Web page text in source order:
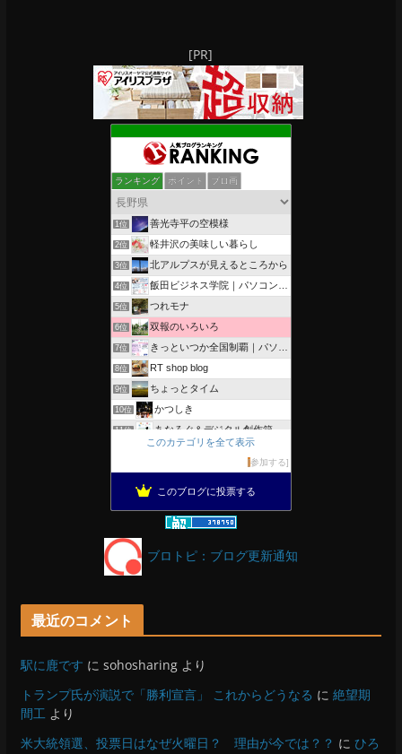
[PR]
ランキング ポイント ブロ画
1位 善光寺平の空模様
2位 軽井沢の美味しい暮らし
3位 北アルプスが見えるところから
4位 飯田ビジネス学院｜パソコン、簿記、公共職業訓練と求職者支援
5位 つれモナ
6位 双報のいろいろ
7位 きっといつか全国制覇｜パソコン教室、簿記教室のスタッフブログ
8位 RT shop blog
9位 ちょっとタイム
10位 かつしき
11位 あなろぐ＆デジタル創作箱
軽井沢まったり生活 柴犬とともに
13位 がんばれ長野
のんびりいこうよ！
15位 OESセｴラ＆レイラ何気ない風景
このカテゴリを全て表示
参加する
このブログに投票する
ブロトピ：ブログ更新通知
最近のコメント
駅に鹿です に sohosharingより
トランプ氏が演説で「勝利宣言」 これからどうなる に 絶望期
間工より
米大統領選、投票日はなぜ火曜日？ 理由が今では？？ に ひろ